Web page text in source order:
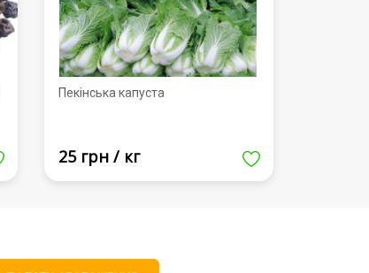
Пекінська капуста
25 грн / кг